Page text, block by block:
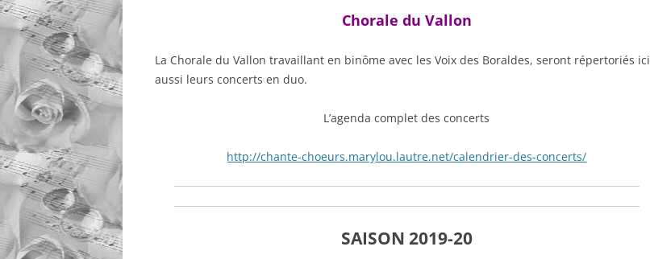
AGENDA SOLO VOIX DES
AGENDA SOLO ENS. POLYPH.
Chorale du Vallon
La Chorale du Vallon travaillant en binôme avec les Voix des Boraldes, seront répertoriés ici
aussi leurs concerts en duo.
L’agenda complet des concerts
http://chante-choeurs.marylou.lautre.net/calendrier-des-concerts/
SAISON 2019-20